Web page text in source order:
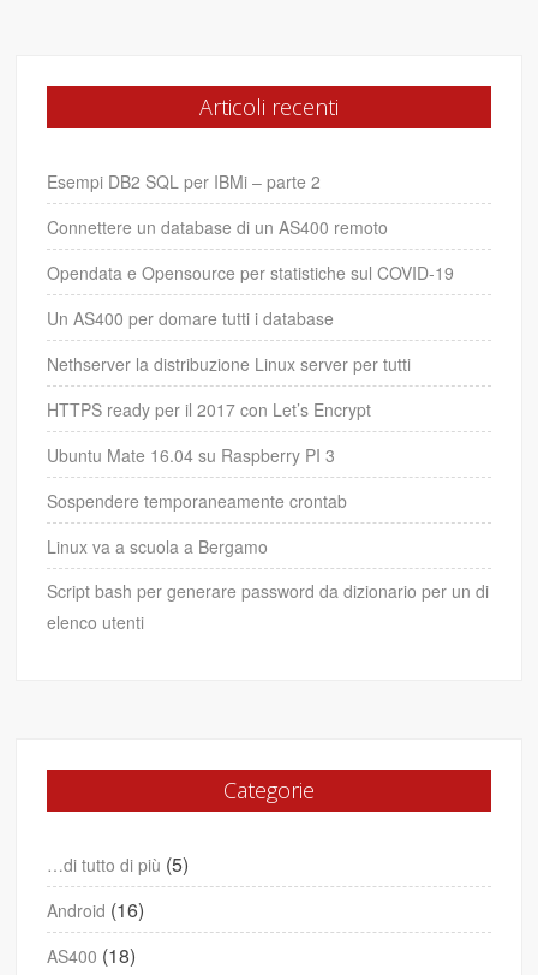
Articoli recenti
Esempi DB2 SQL per IBMi – parte 2
Connettere un database di un AS400 remoto
Opendata e Opensource per statistiche sul COVID-19
Un AS400 per domare tutti i database
Nethserver la distribuzione Linux server per tutti
HTTPS ready per il 2017 con Let’s Encrypt
Ubuntu Mate 16.04 su Raspberry PI 3
Sospendere temporaneamente crontab
Linux va a scuola a Bergamo
Script bash per generare password da dizionario per un di
elenco utenti
Categorie
…di tutto di più (5)
Android (16)
AS400 (18)